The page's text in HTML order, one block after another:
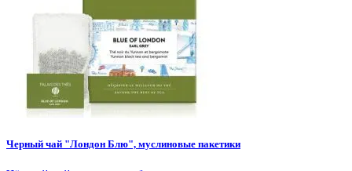
Черный чай "Лондон Блю", муслиновые пакетики